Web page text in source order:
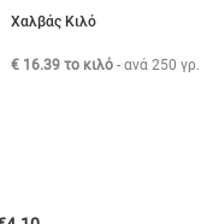
Χαλβάς Κιλό
€ 16.39 το κιλό - ανά250 γρ.